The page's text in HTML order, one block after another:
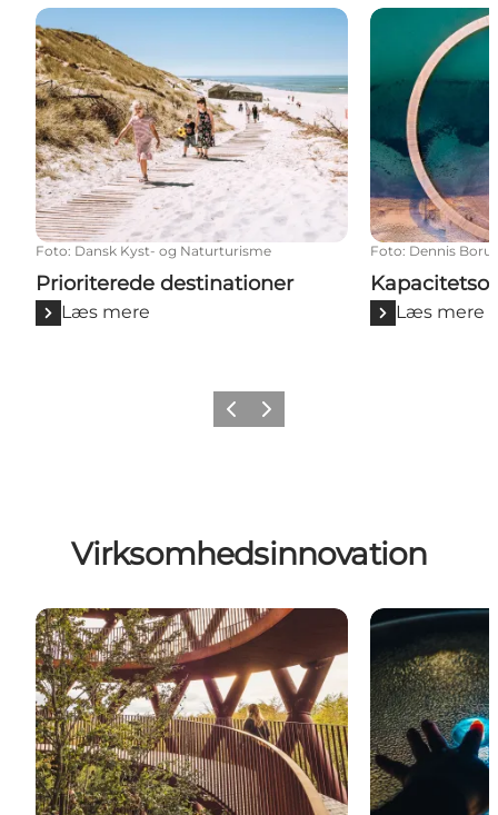
Prioriterede destinationer
Foto: Dansk Kyst- og Naturturisme
Prioriterede destinationer
Læs mere
Foto: Dennis
Læs mere
Forrige billede
Næste billede
Virksomhedsinnovation
Styrket innovationskraft